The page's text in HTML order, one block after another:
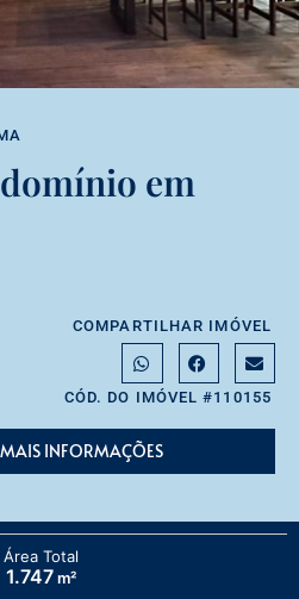
em
COMPARTILHAR IMÓVEL
CÓD. DO IMÓVEL #110155
INFORMAÇÕES
Área Total
1.747m²